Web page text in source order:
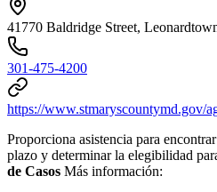
41770 Baldridge Street,
301-475-4200
https://www.stmaryscountymd.gov/
Proporciona asistencia para
plazo y determinar la elegibilidad
de Casos Más información: